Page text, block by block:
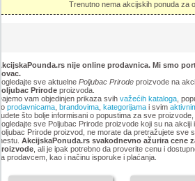
Trenutno nema akcijskih ponuda za
nije online prodavnica. Mi smo
sve aktuelne Poljubac Prirodeproizvode na
Prirodeproizvoda.
vam objedinjen prikaza svih važećih kataloga,
prodavnicama, brandovima, kategorijamai svim
što bolje informisani o popustima za sve proizvode,
sve Poljubac Prirode proizvode koji su na akciji
Prirode proizvod, ne morate da pretražujete sve
AkcijskaPonuda.rs svakodnevno ažurira cene
, ali je ipak potrebno da proverite cenu i
prodavcem, kao i načinu isporuke i plaćanja.